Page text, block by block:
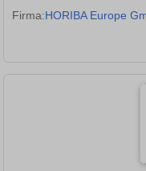
Firma:HORIBA Europe